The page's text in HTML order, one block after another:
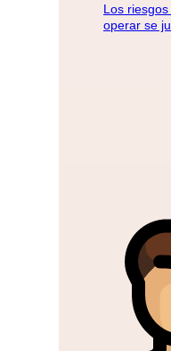
Los
operar se